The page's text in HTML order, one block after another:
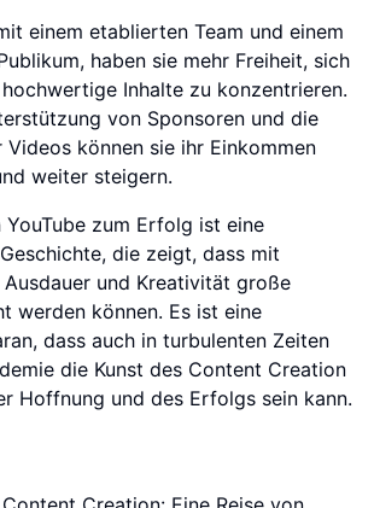
einem etablierten Team und einem
haben sie mehr Freiheit, sich
Inhalte zu konzentrieren.
von Sponsoren und die
können sie ihr Einkommen
weiter steigern.
YouTube zum Erfolg ist eine
die zeigt, dass mit
und Kreativität große
werden können. Es ist eine
dass auch in turbulenten Zeiten
die Kunst des Content Creation
Hoffnung und des Erfolgs sein kann.